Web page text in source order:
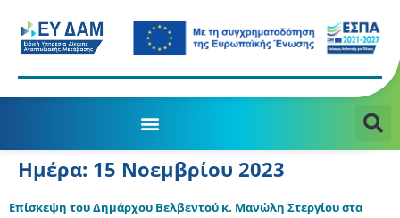
Ημέρα: 15 Νοεμβρίου 2023
Επίσκεψη του Δημάρχου Βελβεντού κ. Μανώλη Στεργίου στα